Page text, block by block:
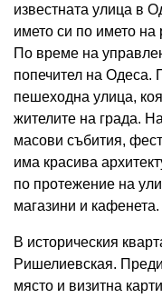
известната улица в
името си по името
По време на
попечител на Одеса.
пешеходна улица,
жителите на града.
масови събития,
има красива
по протежение на
магазини и кафенета.
В историческия
Ришелиевская.
място и визитна